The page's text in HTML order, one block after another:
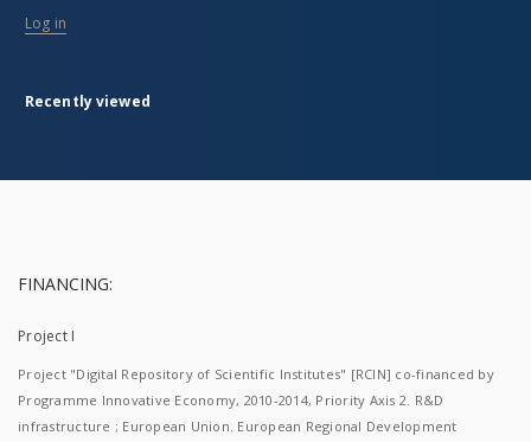
Log in
Recently viewed
FINANCING:
Project I
Project "Digital Repository of Scientific Institutes" [RCIN] co-financed by
Programme Innovative Economy, 2010-2014, Priority Axis 2. R&D
infrastructure ; European Union. European Regional Development